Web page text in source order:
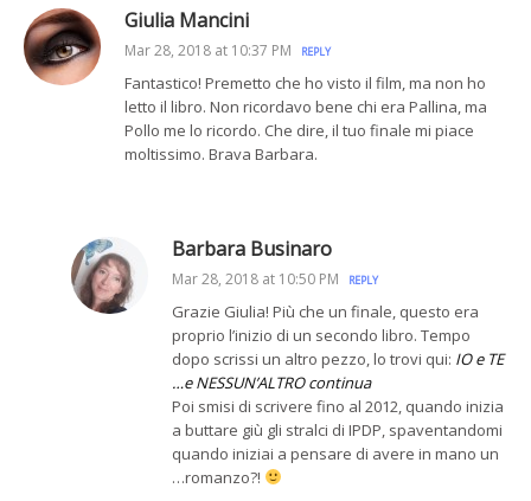
Giulia Mancini
Mar 28, 2018 at 10:37 PM REPLY
Fantastico! Premetto che ho visto il film, ma non ho
letto il libro. Non ricordavo bene chi era Pallina, ma
Pollo me lo ricordo. Che dire, il tuo finale mi piace
moltissimo. Brava Barbara.
Barbara Businaro
Mar 28, 2018 at 10:50 PM REPLY
Grazie Giulia! Più che un finale, questo era
proprio l’inizio di un secondo libro. Tempo
dopo scrissi un altro pezzo, lo trovi qui: IO e TE
…e NESSUN’ALTRO continua
Poi smisi di scrivere fino al 2012, quando inizia
a buttare giù gli stralci di IPDP, spaventandomi
quando iniziai a pensare di avere in mano un
…romanzo?!